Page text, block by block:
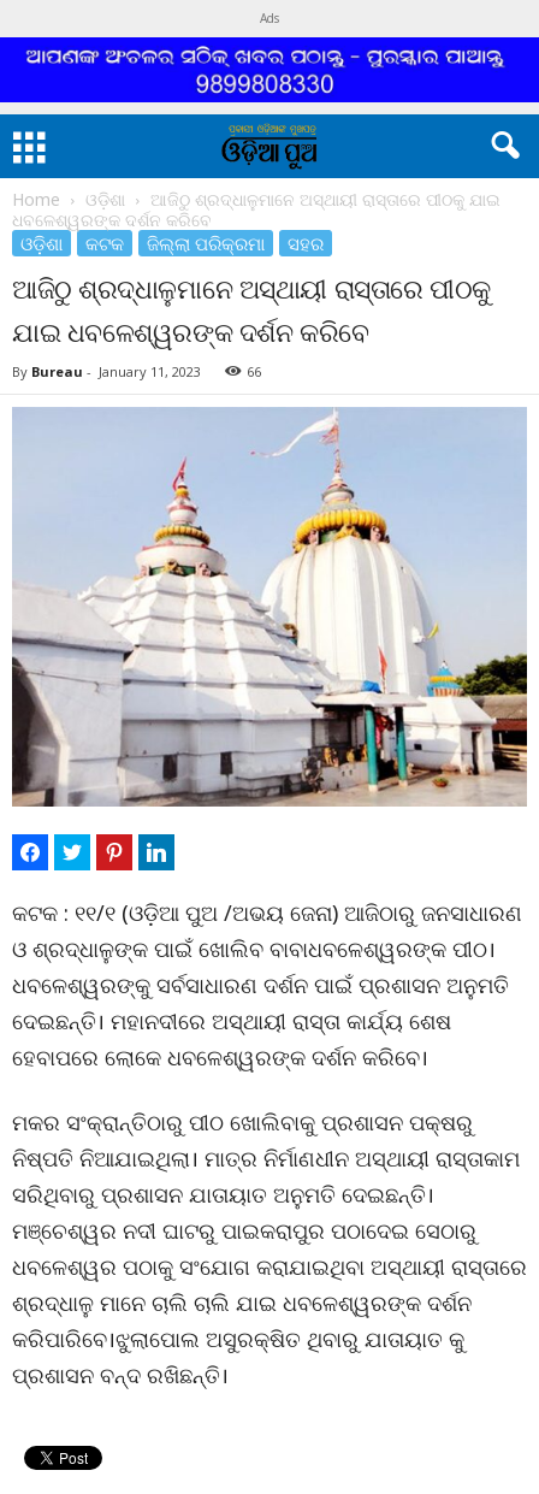
Ads
Home ଓଡ଼ିଶା
ଆଜିଠୁ ଶ୍ରଦ୍ଧାଳୁମାନେ ଅସ୍ଥାୟୀ ରାସ୍ତାରେ ପୀଠକୁ ଯାଇ
ଧବଳେଶ୍ୱରଙ୍କ ଦର୍ଶନ କରିବେ
ଓଡ଼ିଶା କଟକ ଜିଲ୍ଲା ପରିକ୍ରମା ସହର
ଆଜିଠୁ ଶ୍ରଦ୍ଧାଳୁମାନେ ଅସ୍ଥାୟୀ ରାସ୍ତାରେ ପୀଠକୁ
ଯାଇ ଧବଳେଶ୍ୱରଙ୍କ ଦର୍ଶନ କରିବେ
By Bureau - January 11, 2023 66
କଟକ : ୧୧/୧ (ଓଡ଼ିଆ ପୁଅ /ଅଭୟ ଜେନା) ଆଜିଠାରୁ ଜନସାଧାରଣ
ଓ ଶ୍ରଦ୍ଧାଳୁଙ୍କ ପାଇଁ ଖୋଲିବ ବାବାଧବଳେଶ୍ୱରଙ୍କ ପୀଠ।
ଧବଳେଶ୍ୱରଙ୍କୁ ସର୍ବସାଧାରଣ ଦର୍ଶନ ପାଇଁ ପ୍ରଶାସନ ଅନୁମତି
ଦେଇଛନ୍ତି। ମହାନଦୀରେ ଅସ୍ଥାୟୀ ରାସ୍ତା କାର୍ଯ୍ୟ ଶେଷ
ହେବାପରେ ଲୋକେ ଧବଳେଶ୍ୱରଙ୍କ ଦର୍ଶନ କରିବେ।
ମକର ସଂକ୍ରାନ୍ତିଠାରୁ ପୀଠ ଖୋଲିବାକୁ ପ୍ରଶାସନ ପକ୍ଷରୁ
ନିଷ୍ପତି ନିଆଯାଇଥିଲା। ମାତ୍ର ନିର୍ମାଣଧୀନ ଅସ୍ଥାୟୀ ରାସ୍ତାକାମ
ସରିଥିବାରୁ ପ୍ରଶାସନ ଯାତାୟାତ ଅନୁମତି ଦେଇଛନ୍ତି।
ମଞ୍ଚେଶ୍ୱର ନଦୀ ଘାଟରୁ ପାଇକରାପୁର ପଠାଦେଇ ସେଠାରୁ
ଧବଳେଶ୍ୱର ପଠାକୁ ସଂଯୋଗ କରାଯାଇଥିବା ଅସ୍ଥାୟୀ ରାସ୍ତାରେ
ଶ୍ରଦ୍ଧାଳୁ ମାନେ ଚାଲି ଚାଲି ଯାଇ ଧବଳେଶ୍ୱରଙ୍କ ଦର୍ଶନ
କରିପାରିବେ।ଝୁଲାପୋଲ ଅସୁରକ୍ଷିତ ଥିବାରୁ ଯାତାୟାତ କୁ
ପ୍ରଶାସନ ବନ୍ଦ ରଖିଛନ୍ତି।